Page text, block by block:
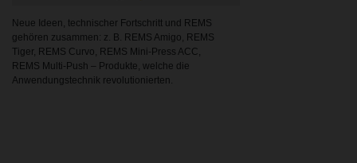
Neue Ideen, technischer Fortschritt und REMS
gehören zusammen: z. B. REMS Amigo, REMS
Tiger, REMS Curvo, REMS Mini-Press ACC,
REMS Multi-Push – Produkte, welche die
Anwendungstechnik revolutionierten.